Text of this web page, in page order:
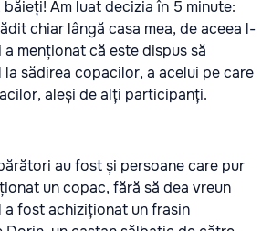
Am luat decizia în 5 minute:
chiar lângă casa mea, de aceea l-
a menționat că este dispus să
sădirea copacilor, a acelui pe care
aleși de alți participanți.
au fost și persoane care pur
un copac, fără să dea vreun
a fost achiziționat un frasin